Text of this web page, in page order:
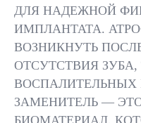
ДЛЯ НАДЕЖНОЙ
ИМПЛАНТАТА.
ВОЗНИКНУТЬ
ОТСУТСТВИЯ
ВОСПАЛИТЕЛЬНЫХ
ЗАМЕНИТЕЛЬ —
БИОМАТЕРИАЛ,